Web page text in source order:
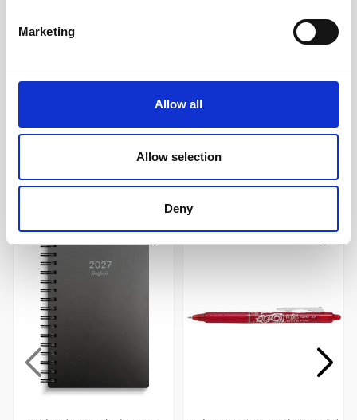
Marketing
Allow all
Allow selection
Deny
Kalender 2027 Stor
69 kr/st
Köp
Kalender 2027 Stor
95 kr/st
Köp
Andra köpte även